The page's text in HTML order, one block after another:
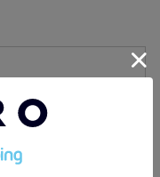
の「ホワイトリリー
」よりもフローラル
です。
な、心まで華やぐ香